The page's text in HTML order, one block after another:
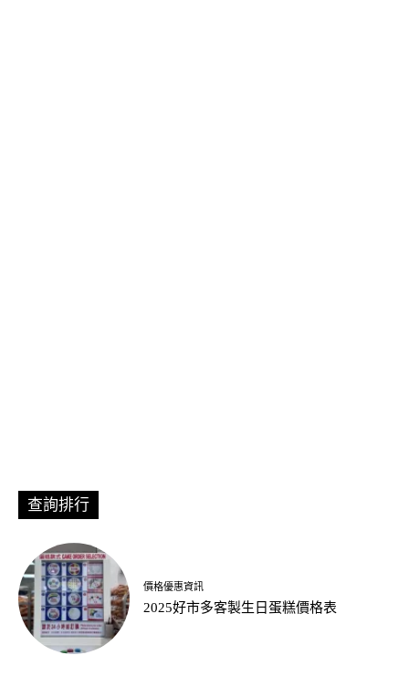
查詢排行
價格優惠資訊
2025好市多客製生日蛋糕價格表